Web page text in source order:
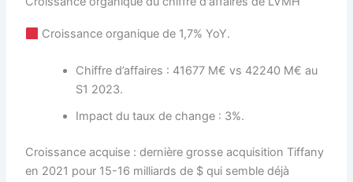
Croissance organique de 1,7% YoY.
Chiffre d’affaires : 41677 M€ vs 42240 M€ au
S1 2023.
Impact du taux de change : 3%.
Croissance acquise : dernière grosse acquisition Tiffany
en 2021 pour 15-16 milliards de $ qui semble déjà